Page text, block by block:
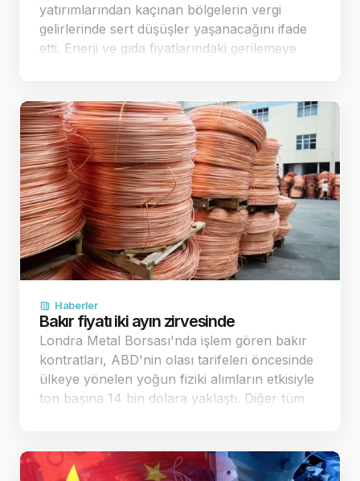
yatırımlarından kaçınan bölgelerin vergi
gelirlerinde sert düşüşler yaşanacağını ifade
etti. Enerji ve gıda fiyatlarındaki gerilemeye
Haberler
Bakır fiyatı iki ayın zirvesinde
Londra Metal Borsası'nda işlem gören bakır
kontratları, ABD'nin olası tarifeleri öncesinde
ülkeye yönelen yoğun fiziki alımların etkisiyle
ton başına 14 bin dolara yaklaştı. Diğer tüm